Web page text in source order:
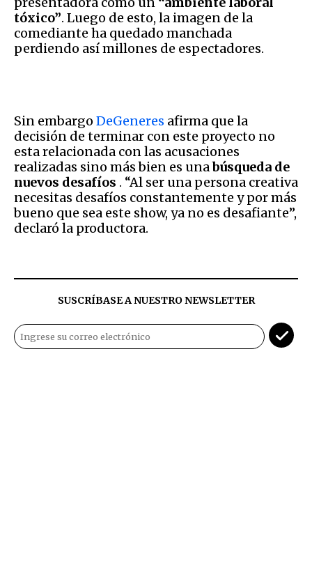
tóxico”. Luego de esto, la imagen de la
comediante ha quedado manchada
perdiendo así millones de espectadores.
Sin embargo DeGeneres afirma que la
decisión de terminar con este proyecto no
esta relacionada con las acusaciones
realizadas sino más bien es unabúsqueda de
nuevos desafíos . “Al ser una persona creativa
necesitas desafíos constantemente y por más
bueno que sea este show, ya no es desafiante”,
declaró la productora.
SUSCRÍBASE A NUESTRO NEWSLETTER